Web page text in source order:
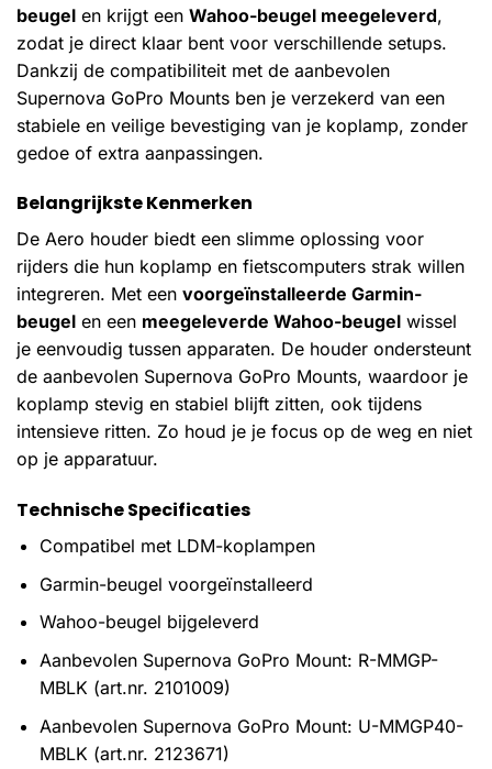
beugel en krijgt een Wahoo-beugel meegeleverd,
zodat je direct klaar bent voor verschillende setups.
Dankzij de compatibiliteit met de aanbevolen
Supernova GoPro Mounts ben je verzekerd van een
stabiele en veilige bevestiging van je koplamp, zonder
gedoe of extra aanpassingen.
Belangrijkste Kenmerken
De Aero houder biedt een slimme oplossing voor
rijders die hun koplamp en fietscomputers strak willen
integreren. Met een voorgeïnstalleerde Garmin-
beugel en een meegeleverde Wahoo-beugel wissel
je eenvoudig tussen apparaten. De houder ondersteunt
de aanbevolen Supernova GoPro Mounts, waardoor je
koplamp stevig en stabiel blijft zitten, ook tijdens
intensieve ritten. Zo houd je je focus op de weg en niet
op je apparatuur.
Technische Specificaties
Compatibel met LDM-koplampen
Garmin-beugel voorgeïnstalleerd
Wahoo-beugel bijgeleverd
Aanbevolen Supernova GoPro Mount: R-MMGP-
MBLK (art.nr. 2101009)
Aanbevolen Supernova GoPro Mount: U-MMGP40-
MBLK (art.nr. 2123671)